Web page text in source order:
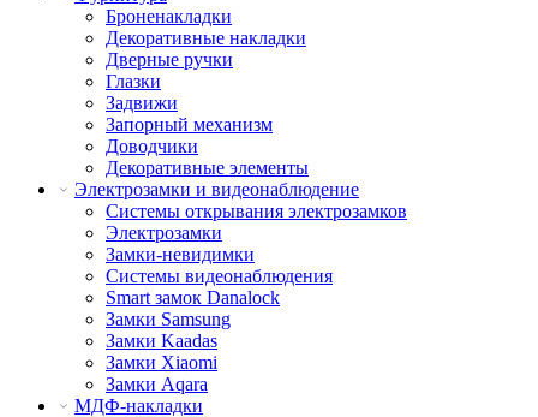
Броненакладки
Декоративные накладки
Дверные ручки
Глазки
Задвижи
Запорный механизм
Доводчики
Декоративные элементы
Электрозамки и видеонаблюдение
Системы открывания электрозамков
Электрозамки
Замки-невидимки
Системы видеонаблюдения
Smart замок Danalock
Замки Samsung
Замки Kaadas
Замки Xiaomi
Замки Aqara
МДФ-накладки